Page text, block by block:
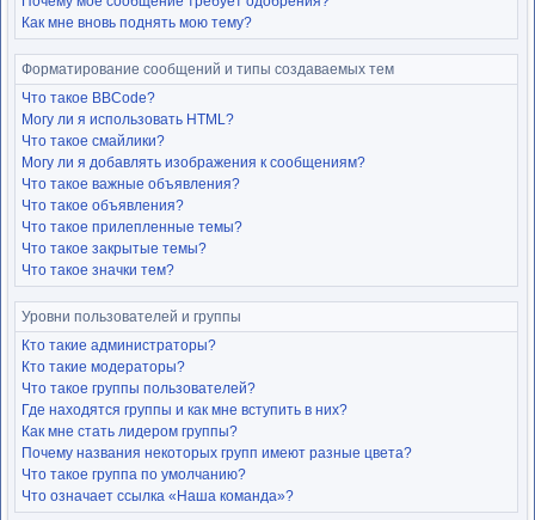
Как мне вновь поднять мою тему?
Форматирование сообщений и типы создаваемых тем
Что такое BBCode?
Могу ли я использовать HTML?
Что такое смайлики?
Могу ли я добавлять изображения к сообщениям?
Что такое важные объявления?
Что такое объявления?
Что такое прилепленные темы?
Что такое закрытые темы?
Что такое значки тем?
Уровни пользователей и группы
Кто такие администраторы?
Кто такие модераторы?
Что такое группы пользователей?
Где находятся группы и как мне вступить в них?
Как мне стать лидером группы?
Почему названия некоторых групп имеют разные цвета?
Что такое группа по умолчанию?
Что означает ссылка «Наша команда»?